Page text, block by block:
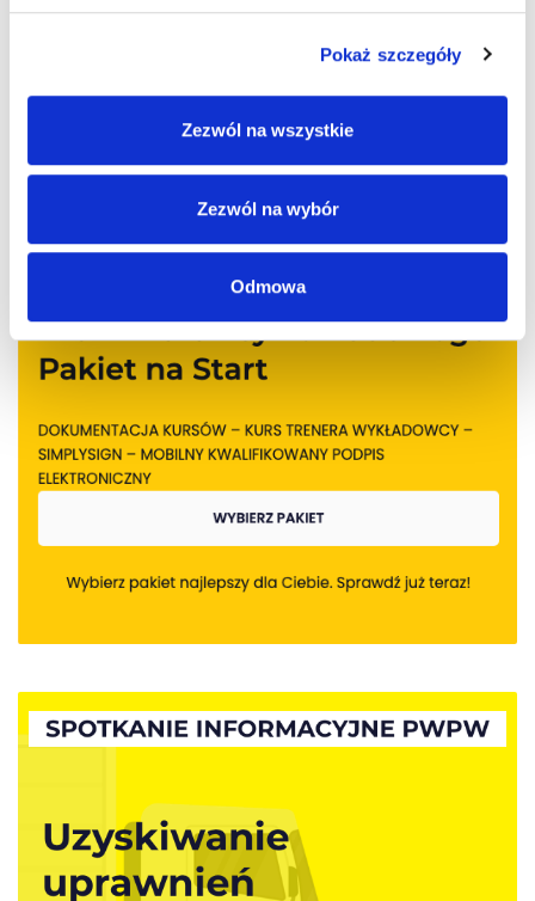
Pokaż szczegóły
Zezwól na wszystkie
Zezwól na wybór
Odmowa
Możliwość komentowania została wyłączona.